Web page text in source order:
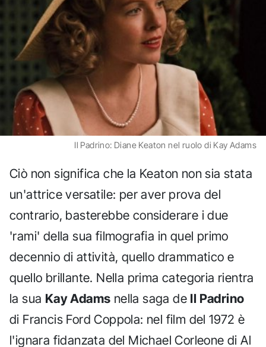
Il Padrino: Diane Keaton nel ruolo di Kay Adams
Ciò non significa che la Keaton non sia stata
un'attrice versatile: per aver prova del
contrario, basterebbe considerare i due
'rami' della sua filmografia in quel primo
decennio di attività, quello drammatico e
quello brillante. Nella prima categoria rientra
la sua Kay Adams nella saga de Il Padrino
di Francis Ford Coppola: nel film del 1972 è
l'ignara fidanzata del Michael Corleone di Al